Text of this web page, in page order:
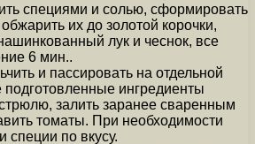
специями и солью, сформировать
их до золотой корочки,
лук и чеснок, все
6 мин..
и пассировать на отдельной
подготовленные ингредиенты
залить заранее сваренным
томаты. При необходимости
специи по вкусу.